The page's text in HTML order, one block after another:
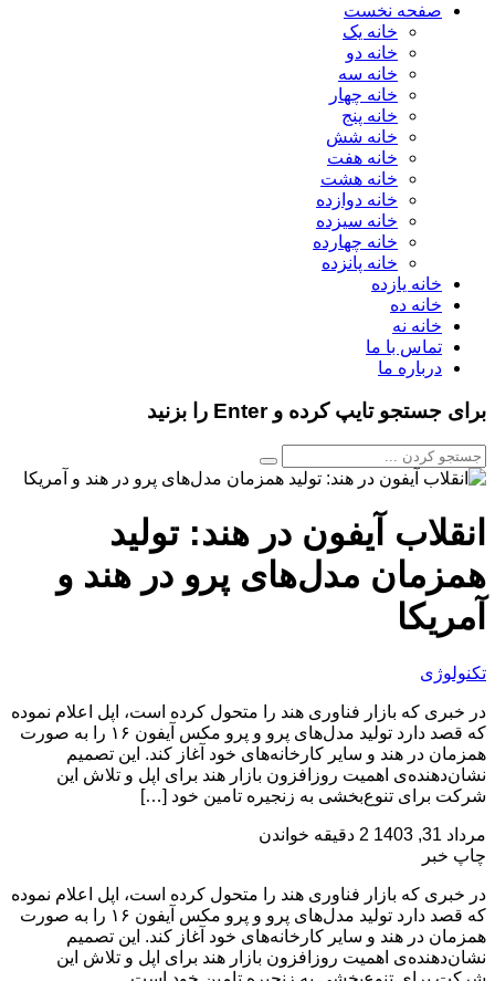
صفحه نخست
خانه یک
خانه دو
خانه سه
خانه چهار
خانه پنج
خانه شش
خانه هفت
خانه هشت
خانه دوازده
خانه سیزده
خانه چهارده
خانه پانزده
خانه یازده
خانه ده
خانه نه
تماس با ما
درباره ما
برای جستجو تایپ کرده و Enter را بزنید
انقلاب آیفون در هند: تولید
همزمان مدل‌های پرو در هند و
آمریکا
تکنولوژی
در خبری که بازار فناوری هند را متحول کرده است، اپل اعلام نموده
که قصد دارد تولید مدل‌های پرو و پرو مکس آیفون ۱۶ را به صورت
همزمان در هند و سایر کارخانه‌های خود آغاز کند. این تصمیم
نشان‌دهنده‌ی اهمیت روزافزون بازار هند برای اپل و تلاش این
شرکت برای تنوع‌بخشی به زنجیره تامین خود […]
مرداد 31, 1403
2 دقیقه خواندن
چاپ خبر
در خبری که بازار فناوری هند را متحول کرده است، اپل اعلام نموده
که قصد دارد تولید مدل‌های پرو و پرو مکس آیفون ۱۶ را به صورت
همزمان در هند و سایر کارخانه‌های خود آغاز کند. این تصمیم
نشان‌دهنده‌ی اهمیت روزافزون بازار هند برای اپل و تلاش این